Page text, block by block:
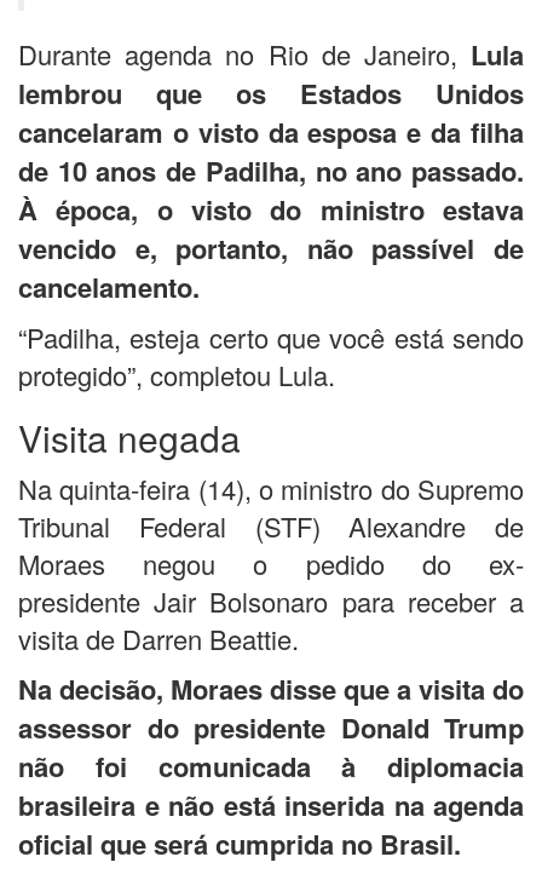
Durante agenda no Rio de Janeiro, Lula
lembrou que os Estados Unidos
cancelaram o visto da esposa e da filha
de 10 anos de Padilha, no ano passado.
À época, o visto do ministro estava
vencido e, portanto, não passível de
cancelamento.
“Padilha, esteja certo que você está sendo
protegido”, completou Lula.
Visita negada
Na quinta-feira (14), o ministro do Supremo
Tribunal Federal (STF) Alexandre de
Moraes negou o pedido do ex-
presidente Jair Bolsonaro para receber a
visita de Darren Beattie.
Na decisão, Moraes disse que a visita do
assessor do presidente Donald Trump
não foi comunicada à diplomacia
brasileira e não está inserida na agenda
oficial que será cumprida no Brasil.